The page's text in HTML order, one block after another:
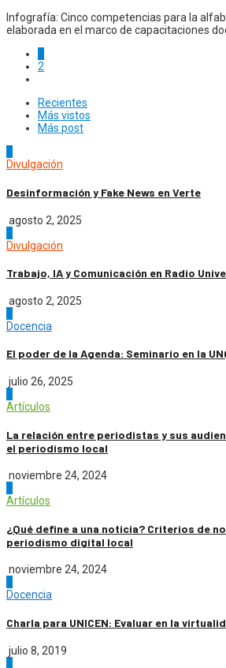
Infografía: Cinco competencias para la
elaborada en el marco de capacitaciones
2
Recientes
Más vistos
Más post
Divulgación
Desinformación y Fake News en Verte
agosto 2, 2025
Divulgación
Trabajo, IA y Comunicación en Radio
agosto 2, 2025
Docencia
El poder de la Agenda: Seminario en la
julio 26, 2025
Artículos
La relación entre periodistas y sus
el periodismo local
noviembre 24, 2024
Artículos
¿Qué define a una noticia? Criterios de
periodismo digital local
noviembre 24, 2024
Docencia
Charla para UNICEN: Evaluar en la
julio 8, 2019